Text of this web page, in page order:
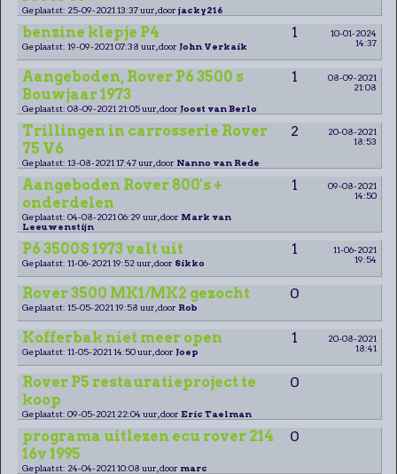
Geplaatst: 25-09-2021 13:37 uur, door jacky216
benzine klepje P4 1
10-01-2024
14:37
Geplaatst: 19-09-2021 07:38 uur, door John Verkaik
Aangeboden, Rover P6 3500 s
Bouwjaar 1973
1
08-09-2021
21:08
Geplaatst: 08-09-2021 21:05 uur, door Joost van Berlo
Trillingen in carrosserie Rover
75 V6
2
20-08-2021
18:53
Geplaatst: 13-08-2021 17:47 uur, door Nanno van Rede
Aangeboden Rover 800's +
onderdelen
1
09-08-2021
14:50
Geplaatst: 04-08-2021 06:29 uur, door Mark van
Leeuwenstijn
P6 3500S 1973 valt uit 1
11-06-2021
19:54
Geplaatst: 11-06-2021 19:52 uur, door Sikko
Rover 3500 MK1/MK2 gezocht 0
Geplaatst: 15-05-2021 19:58 uur, door Rob
Kofferbak niet meer open 1
20-08-2021
18:41
Geplaatst: 11-05-2021 14:50 uur, door Joep
Rover P5 restauratieproject te
koop
0
Geplaatst: 09-05-2021 22:04 uur, door Eric Taelman
programa uitlezen ecu rover 214
16v 1995
0
Geplaatst: 24-04-2021 10:08 uur, door marc